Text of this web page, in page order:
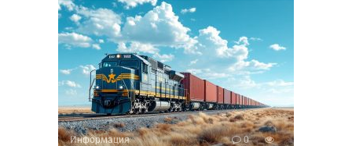
Информация 0